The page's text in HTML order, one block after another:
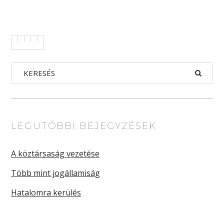
LEGUTÓBBI BEJEGYZÉSEK
A köztársaság vezetése
Több mint jogállamiság
Hatalomra kerülés